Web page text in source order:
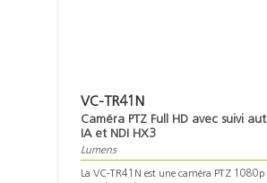
VC-TR41N
Caméra PTZ Full HD avec suivi
IA et NDI HX3
Lumens
La VC-TR41N est une caméra PTZ